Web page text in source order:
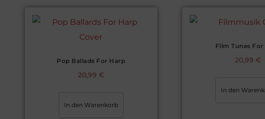
Pop Ballads For Harp
20,99 €
In den Warenkorb
Film Tunes For
20,99 €
In den